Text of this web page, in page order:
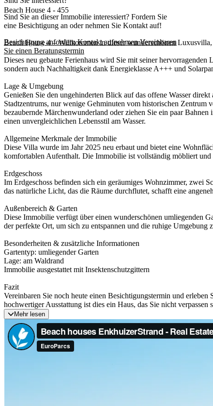
Sind Sie an dieser Immobilie interessiert? Fordern Sie
eine Besichtigung an oder nehmen Sie Kontakt auf!
Besichtigung anfordernKontakt aufnehmenVereinbaren
Sie einen Beratungstermin
Beach House 4 - 455
Beach House 4 – Willkommen in dieser wunderschönen
Dieses neu gebaute Ferienhaus wird Sie mit seiner
sondern auch Nachhaltigkeit dank Energieklasse A+++ und
Lage & Umgebung
Genießen Sie den ungehinderten Blick auf das offene Wasser
Stadtzentrums, nur wenige Gehminuten vom historischen Zentrum
bezaubernde Märchenwunderland oder ziehen Sie ein paar
einen unvergleichlichen Lebensstil am Wasser.
Allgemeine Merkmale der Immobilie
Diese Villa wurde im Jahr 2025 neu erbaut und bietet eine
komfortablen Aufenthalt. Die Immobilie ist vollständig möbliert
Erdgeschoss
Im Erdgeschoss befinden sich ein geräumiges Wohnzimmer, zwei
das natürliche Licht, das die Räume durchflutet, schafft eine
Außenbereich & Garten
Diese Immobilie verfügt über einen wunderschönen umliegenden
der perfekte Ort, um sich zu entspannen und die ruhige Umgebung
Besonderheiten & zusätzliche Informationen
Gartentyp: umliegender Garten
Lage: am Waldrand
Immobilie ausgestattet mit Insektenschutzgittern
Fazit
Vereinbaren Sie noch heute einen Besichtigungstermin und
hochwertiger Ausstattung ist dies ein Haus, das Sie nicht
Mehr lesen